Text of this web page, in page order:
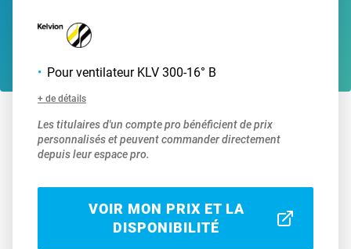
Pour ventilateur KLV 300-16° B
+ de détails
Les titulaires d'un compte pro bénéficient de prix
personnalisés et peuvent commander directement
depuis leur espace pro.
VOIR MON PRIX ET LA
DISPONIBILITÉ